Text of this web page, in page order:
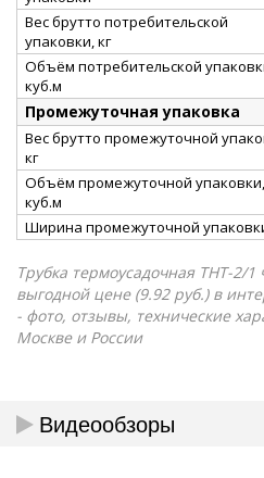
Вес брутто потребительской
упаковки, кг
Объём потребительской
куб.м
Промежуточная упаковка
Вес брутто промежуточной
кг
Объём промежуточной упаковки,
куб.м
Ширина промежуточной
Трубка термоусадочная ТНТ-2/1
выгодной цене (9.92 руб.) в
- фото, отзывы, технические
Москве и России
Видеообзоры